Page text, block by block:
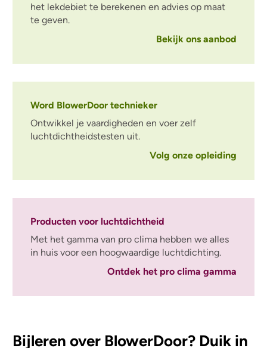
het lekdebiet te berekenen en advies op maat
te geven.
Bekijk ons aanbod
Word BlowerDoor technieker
Ontwikkel je vaardigheden en voer zelf
luchtdichtheidstesten uit.
Volg onze opleiding
Producten voor luchtdichtheid
Met het gamma van pro clima hebben we alles
in huis voor een hoogwaardige luchtdichting.
Ontdek het pro clima gamma
Bijleren over BlowerDoor? Duik in